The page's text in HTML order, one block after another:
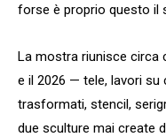
forse è proprio questo il
La mostra riunisce circa
e il 2026 — tele, lavori
trasformati, stencil,
due sculture mai create